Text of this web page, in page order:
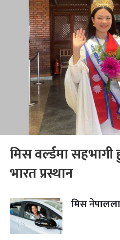
मिस वर्ल्डमा सहभागी
भारत प्रस्थान
मिस